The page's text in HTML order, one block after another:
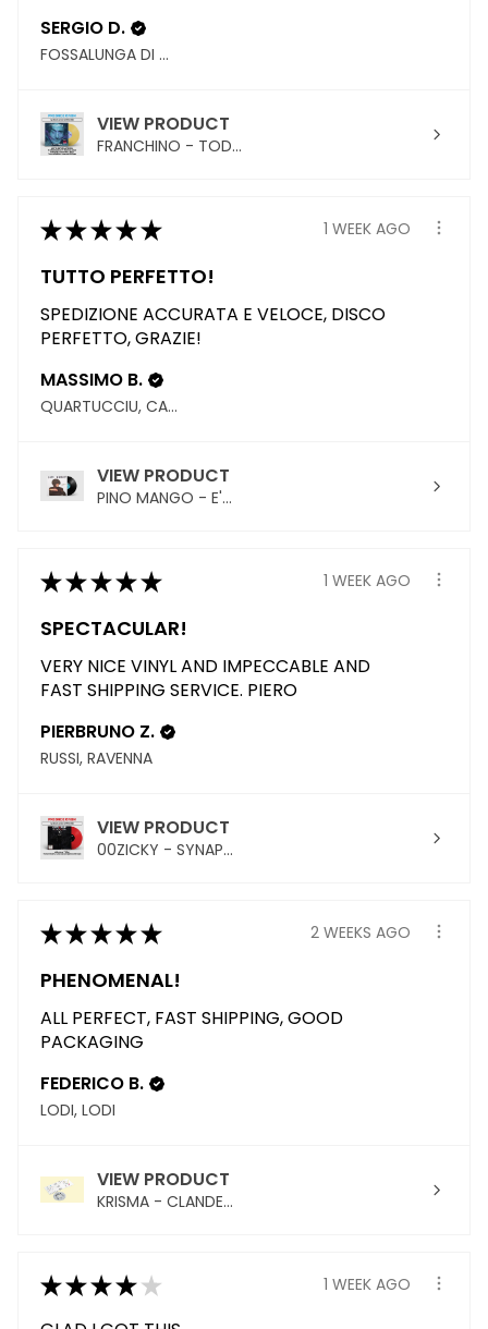
SERGIO D.
FOSSALUNGA DI VEDELAGO, TREVISO
VIEW PRODUCT
FRANCHINO - TOD...
★★★★★ 1 WEEK AGO
TUTTO PERFETTO!
SPEDIZIONE ACCURATA E VELOCE, DISCO
PERFETTO, GRAZIE!
MASSIMO B.
QUARTUCCIU, CAGLIARI
VIEW PRODUCT
PINO MANGO - E'...
★★★★★ 1 WEEK AGO
SPECTACULAR!
VERY NICE VINYL AND IMPECCABLE AND
FAST SHIPPING SERVICE. PIERO
PIERBRUNO Z.
RUSSI, RAVENNA
VIEW PRODUCT
00ZICKY - SYNAP...
★★★★★ 2 WEEKS AGO
PHENOMENAL!
ALL PERFECT, FAST SHIPPING, GOOD
PACKAGING
FEDERICO B.
LODI, LODI
VIEW PRODUCT
KRISMA - CLANDE...
★★★★ ★ 1 WEEK AGO